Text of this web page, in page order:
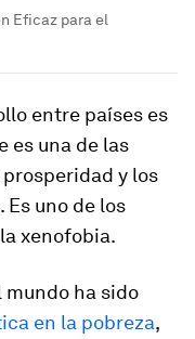
Eficaz para el
entre países es
es una de las
y los
uno de los
xenofobia.
mundo ha sido
en la pobreza,